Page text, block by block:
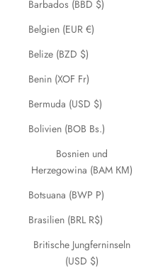
Barbados (BBD $)
Belgien (EUR €)
Belize (BZD $)
Benin (XOF Fr)
Bermuda (USD $)
Bolivien (BOB Bs.)
Bosnien und
Herzegowina (BAM КМ)
Botsuana (BWP P)
Brasilien (BRL R$)
Britische Jungferninseln
(USD $)